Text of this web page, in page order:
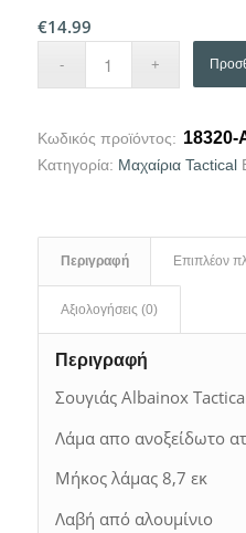
€14.99
Κωδικός προϊόντος: 18320-
Κατηγορία: Μαχαίρια Tactical
Περιγραφή Επιπλέον
Αξιολογήσεις (0)
Περιγραφή
Σουγιάς Albainox
Λάμα απο ανοξείδωτο
Μήκος λάμας 8,7 εκ
Λαβή από αλουμίνιο